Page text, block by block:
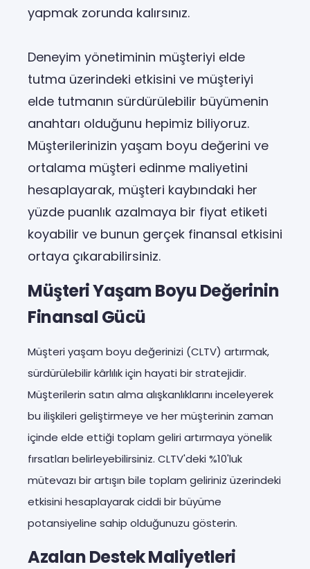
yapmak zorunda kalırsınız.
Deneyim yönetiminin müşteriyi elde
tutma üzerindeki etkisini ve müşteriyi
elde tutmanın sürdürülebilir büyümenin
anahtarı olduğunu hepimiz biliyoruz.
Müşterilerinizin yaşam boyu değerini ve
ortalama müşteri edinme maliyetini
hesaplayarak, müşteri kaybındaki her
yüzde puanlık azalmaya bir fiyat etiketi
koyabilir ve bunun gerçek finansal etkisini
ortaya çıkarabilirsiniz.
Müşteri Yaşam Boyu Değerinin
Finansal Gücü
Müşteri yaşam boyu değerinizi (CLTV) artırmak,
sürdürülebilir kârlılık için hayati bir stratejidir.
Müşterilerin satın alma alışkanlıklarını inceleyerek
bu ilişkileri geliştirmeye ve her müşterinin zaman
içinde elde ettiği toplam geliri artırmaya yönelik
fırsatları belirleyebilirsiniz. CLTV'deki %10'luk
mütevazı bir artışın bile toplam geliriniz üzerindeki
etkisini hesaplayarak ciddi bir büyüme
potansiyeline sahip olduğunuzu gösterin.
Azalan Destek Maliyetleri